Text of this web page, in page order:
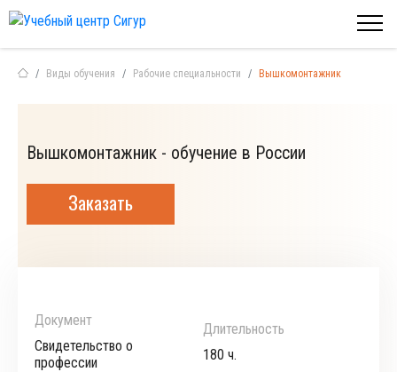
Виды обучения Рабочие специальности Вышкомонтажник
Вышкомонтажник - обучение в России
Заказать
Документ
Свидетельство о
профессии
Длительность
180 ч.